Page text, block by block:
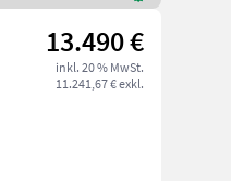
13.490 €
inkl. 20 % MwSt.
11.241,67 € exkl.